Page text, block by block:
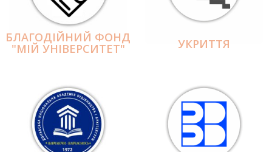
БЛАГОДІЙНИЙ ФОНД
"МІЙ УНІВЕРСИТЕТ" УКРИТТЯ